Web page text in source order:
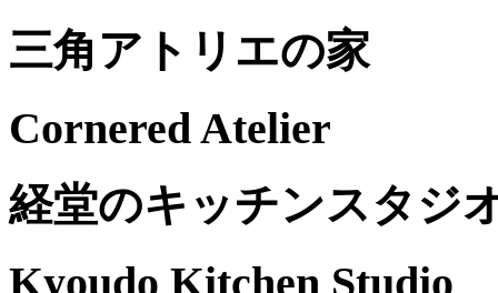
三角アトリエの家
Cornered Atelier
経堂のキッチンスタジ
Kyoudo Kitchen Studio